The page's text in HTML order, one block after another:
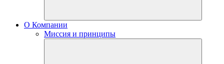
О Компании
Миссия и принципы